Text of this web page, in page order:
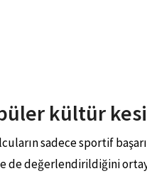
kültür
sadece sportif
değerlendirildiğini